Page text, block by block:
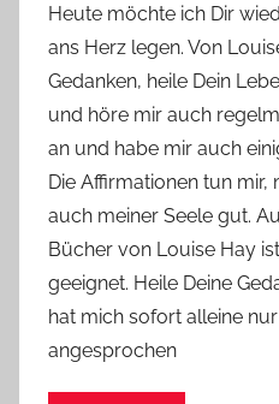
Heute möchte ich Dir
ans Herz legen. Von
Gedanken, heile Dein
und höre mir auch
an und habe mir auch
Die Affirmationen tun
auch meiner Seele gut.
Bücher von Louise Hay
geeignet. Heile Deine
hat mich sofort alleine
angesprochen